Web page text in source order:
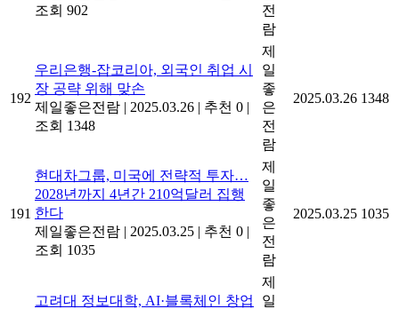
조회 902
전
람
192
우리은행-잡코리아, 외국인 취업 시
장 공략 위해 맞손
제일좋은전람 | 2025.03.26 | 추천 0 |
조회 1348
제
일
좋
은
전
람
2025.03.26 1348
191
현대차그룹, 미국에 전략적 투자…
2028년까지 4년간 210억달러 집행
한다
제일좋은전람 | 2025.03.25 | 추천 0 |
조회 1035
제
일
좋
은
전
람
2025.03.25 1035
고려대 정보대학, AI·블록체인 창업
제
일